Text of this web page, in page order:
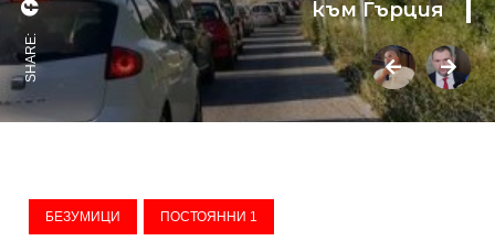
към Гърция
SHARE:
БЕЗУМИЦИ ПОСТОЯННИ 1